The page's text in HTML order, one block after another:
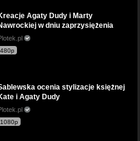
Agaty Dudy i Marty
w dniu zaprzysiężenia
480p
ocenia stylizacje księżnej
i Agaty Dudy
1080p